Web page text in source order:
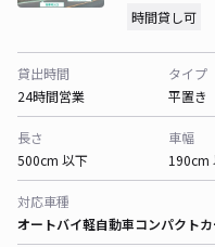
時間貸し可
貸出時間
24時間営業
タイプ
平置き
長さ
500cm 以下
車幅
190cm
対応車種
オートバイ軽自動車コンパクト